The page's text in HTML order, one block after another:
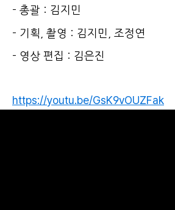
- 총괄 : 김지민
- 기획, 촬영 : 김지민, 조정연
- 영상 편집 : 김은진
https://youtu.be/GsK9vOUZFak